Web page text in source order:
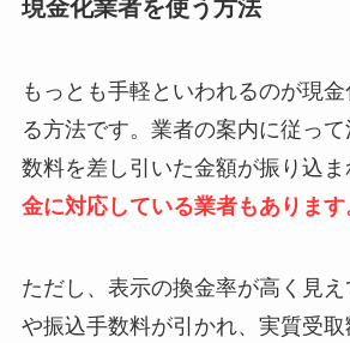
現金化業者を使う方法
もっとも手軽といわれるのが現
る方法です。業者の案内に従っ
数料を差し引いた金額が振り込ま
金に対応している業者もあります
ただし、表示の換金率が高く見
や振込手数料が引かれ、実質受